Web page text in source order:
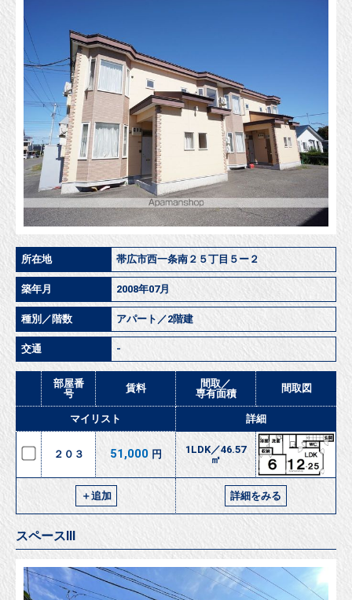
所在地 帯広市西一条南２５丁目５ー２
築年月 2008年07月
種別／階数 アパート／2階建
交通 -
部屋番
号
賃料
間取／
専有面積
間取図
マイリスト 詳細
２０３ 51,000 円
1LDK／46.57
㎡
＋追加 詳細をみる
スペースⅢ